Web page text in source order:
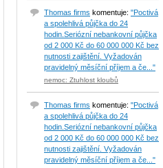
Thomas firms komentuje: "Poctivá
a spolehlivá půjčka do 24
hodin.Seriózní nebankovní půjčka
od 2 000 Kč do 60 000 000 Kč bez
nutnosti zajištění. Vyžadován
pravidelný měsíční příjem a če..."
nemoc: Ztuhlost kloubů
Thomas firms komentuje: "Poctivá
a spolehlivá půjčka do 24
hodin.Seriózní nebankovní půjčka
od 2 000 Kč do 60 000 000 Kč bez
nutnosti zajištění. Vyžadován
pravidelný měsíční příjem a če..."